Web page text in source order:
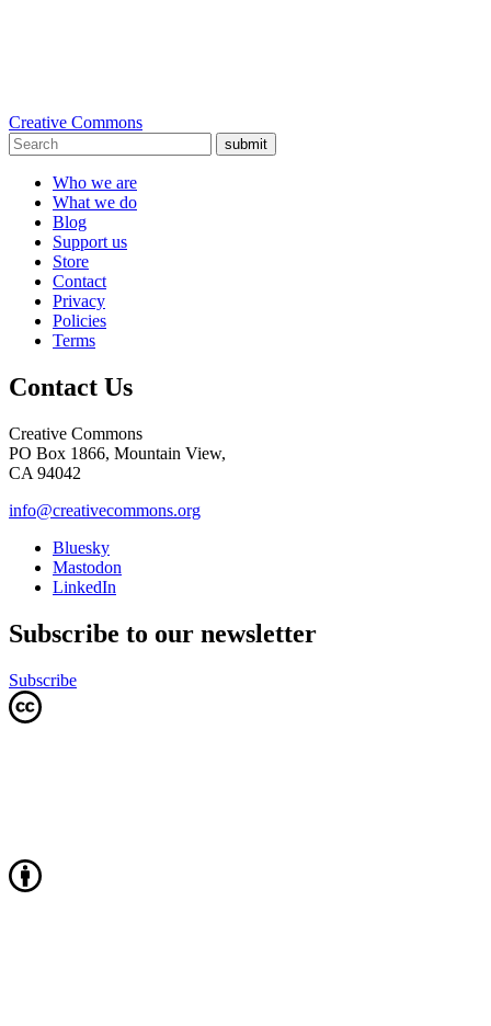
Creative Commons
submit
Who we are
What we do
Blog
Support us
Store
Contact
Privacy
Policies
Terms
Contact Us
Creative Commons
PO Box 1866, Mountain View,
CA 94042
info@creativecommons.org
Bluesky
Mastodon
LinkedIn
Subscribe to our newsletter
Subscribe